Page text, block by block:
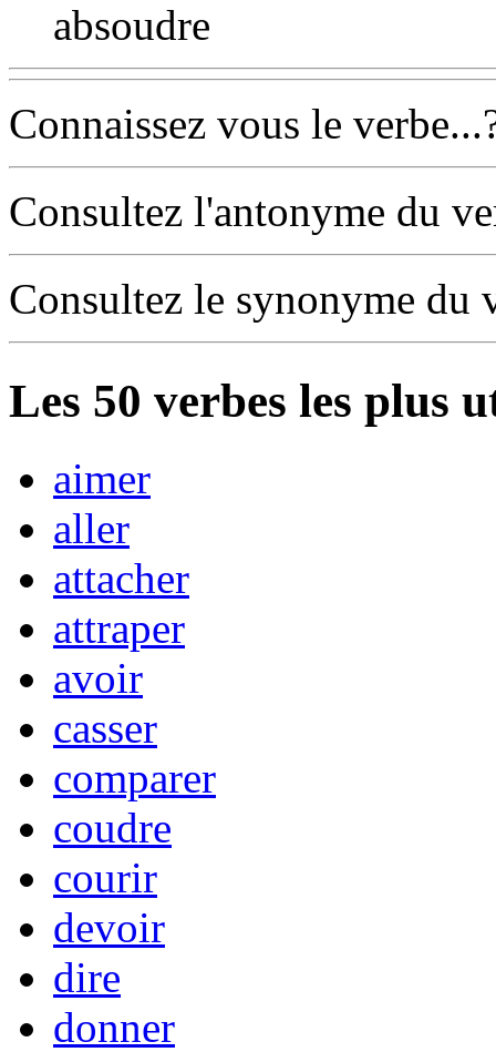
absoudre
Connaissez vous le
Consultez l'antonyme du
Consultez le synonyme du
Les 50 verbes les plus
aimer
aller
attacher
attraper
avoir
casser
comparer
coudre
courir
devoir
dire
donner